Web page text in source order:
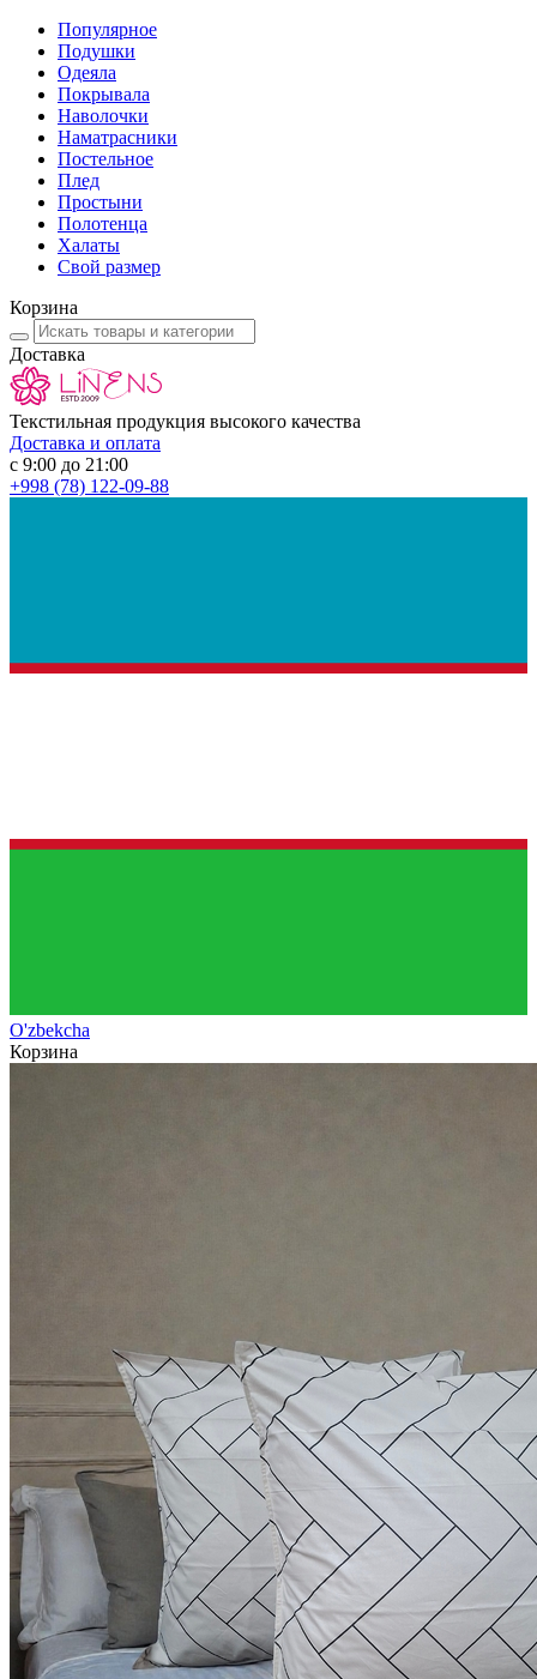
Популярное
Подушки
Одеяла
Покрывала
Наволочки
Наматрасники
Постельное
Плед
Простыни
Полотенца
Халаты
Свой размер
Корзина
Доставка
Текстильная продукция высокого качества
Доставка и оплата
с 9:00 до 21:00
+998 (78) 122-09-88
O'zbekcha
Корзина